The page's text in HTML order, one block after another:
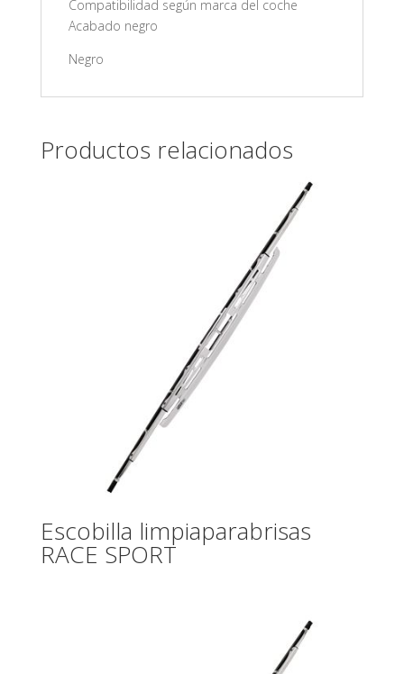
Compatibilidad según marca del coche
Acabado negro
Negro
Productos relacionados
Escobilla limpiaparabrisas
RACE SPORT